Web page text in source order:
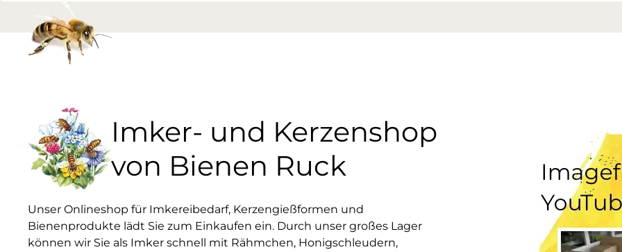
Imker- und Kerzenshop
von Bienen Ruck
Unser Onlineshop für Imkereibedarf, Kerzengießformen und
Bienenprodukte lädt Sie zum Einkaufen ein. Durch unser großes Lager
können wir Sie als Imker schnell mit Rähmchen, Honigschleudern,